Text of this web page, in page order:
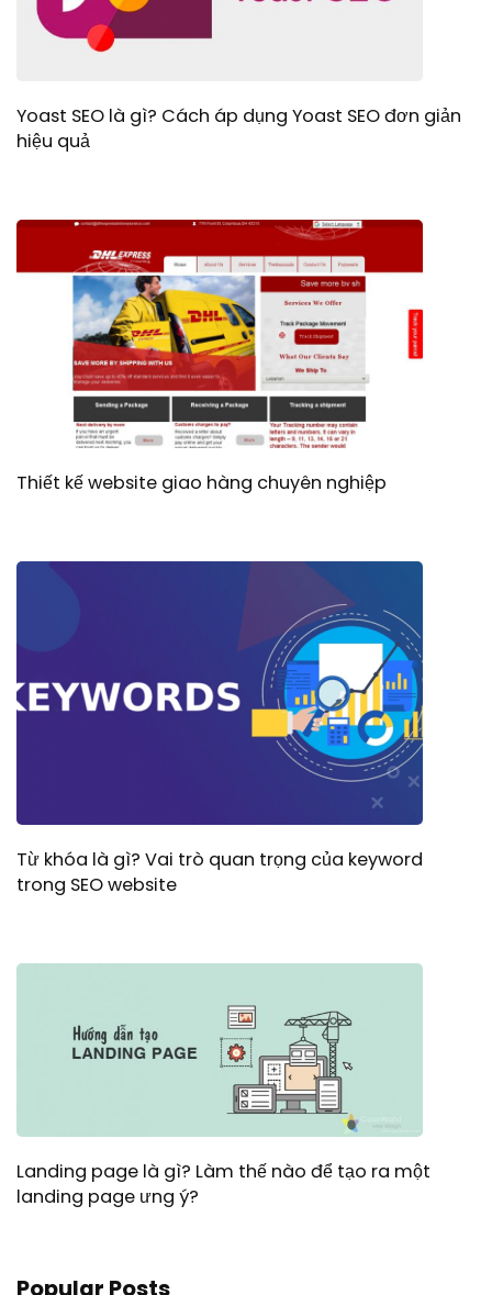
Yoast SEO là gì? Cách áp dụng Yoast SEO đơn giản
hiệu quả
Thiết kế website giao hàng chuyên nghiệp
Từ khóa là gì? Vai trò quan trọng của keyword
trong SEO website
Landing page là gì? Làm thế nào để tạo ra một
landing page ưng ý?
Popular Posts